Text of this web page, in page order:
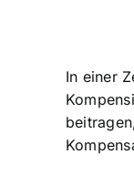
In einer